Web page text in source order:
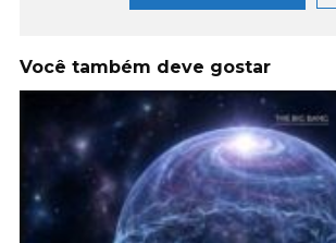
Você também deve gostar